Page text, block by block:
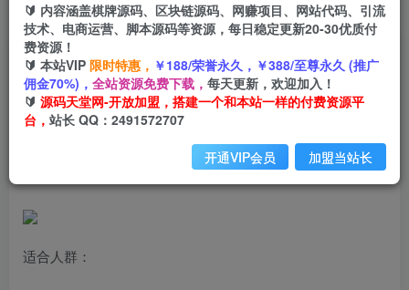
首页 创业课程 会员专属 正文
（7052期）某收费课程《根据-算法做爆款 2.0》
快速起号的秘籍，短视频运营杀手锏
小码
3260 190
适合人群：
🔰 内容涵盖棋牌源码、区块链源码、网赚项目、网站代码、引流
技术、电商运营、脚本源码等资源，每日稳定更新20-30优质付
费资源！
🔰 本站VIP 限时特惠， ￥188/荣誉永久，￥388/至尊永久 (推广
佣金70%)， 全站资源免费下载， 每天更新，欢迎加入！
🔰 源码天堂网-开放加盟，搭建一个和本站一样的付费资源平
台， 站长 QQ：2491572707
开通VIP会员 加盟当站长